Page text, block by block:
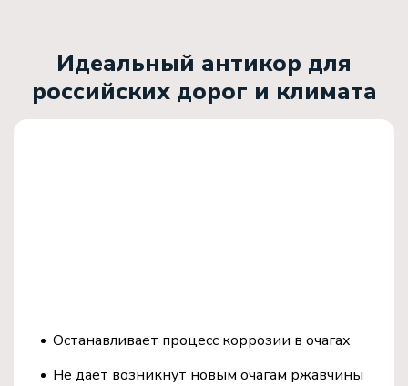
Идеальный антикор для
российских дорог и климата
Останавливает процесс коррозии в очагах
Не дает возникнут новым очагам ржавчины